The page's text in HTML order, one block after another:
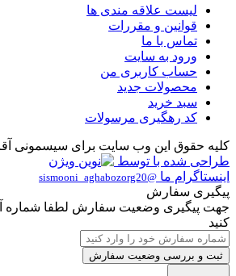
لیست علاقه مندی ها
قوانین و مقررات
تماس با ما
ورود به سایت
حساب کاربری من
محصولات جدید
سبد خرید
کد رهگیری مرسولات
کلیه حقوق این وب سایت برای سیسمونی
طراحی شده با توسط
اینستاگرام ما @sismooni_aghabozorg20
پیگیری سفارش
کنید
ثبت و بررسی وضعیت سفارش